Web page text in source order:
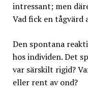
intressant; men
Vad fick en tågvärd
Den spontana
hos individen. Det
var särskilt rigid?
eller rent av ond?